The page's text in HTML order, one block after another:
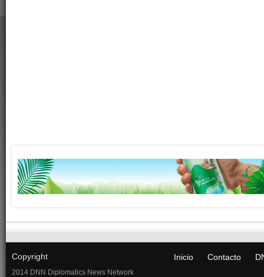
Copyright
2014 DNN Diplomatics News Network
Inicio Contacto